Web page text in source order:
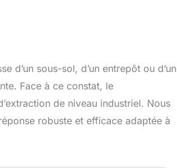
d’un sous-sol, d’un entrepôt ou d’un
Face à ce constat, le
de niveau industriel. Nous
robuste et efficace adaptée à